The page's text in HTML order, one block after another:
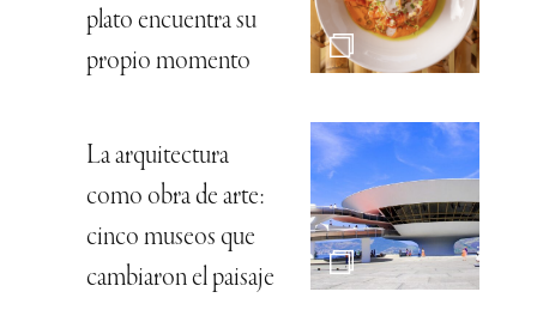
plato encuentra su
propio momento
La arquitectura
como obra de arte:
cinco museos que
cambiaron el paisaje